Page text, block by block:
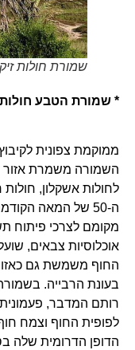
שמורת חולות
* שמורת
השמורה משמרת אזור
לחולות אשקלון, חולות
ה-50 של המאה הקודמת
מקומם לצרכי פיתוח
אוכלוסיות צבאים,
החוף משמשת גם כאזור
בעונת הרבייה. בשמורה
רותם המדבר, פעמונית
לפופית החוף וצמח חוף
הדופן הדרומית שלה